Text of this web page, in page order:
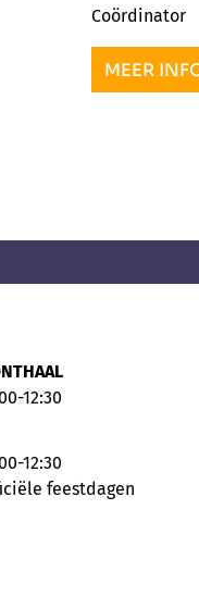
Coördinator
MEER
12:30
12:30
feestdagen